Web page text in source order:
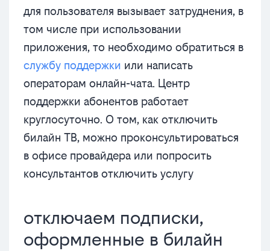
для пользователя вызывает затруднения, в
том числе при использовании
приложения, то необходимо обратиться в
службу поддержки или написать
операторам онлайн-чата. Центр
поддержки абонентов работает
круглосуточно. О том, как отключить
билайн ТВ, можно проконсультироваться
в офисе провайдера или попросить
консультантов отключить услугу
отключаем подписки,
оформленные в билайн